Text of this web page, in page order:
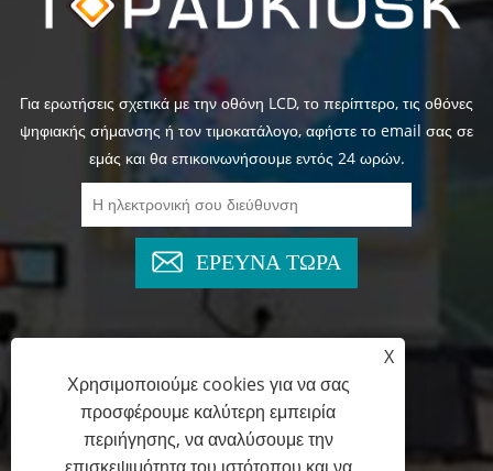
Για ερωτήσεις σχετικά με την οθόνη LCD, το περίπτερο, τις οθόνες
ψηφιακής σήμανσης ή τον τιμοκατάλογο, αφήστε το email σας σε
εμάς και θα επικοινωνήσουμε εντός 24 ωρών.
ΕΡΕΥΝΑ ΤΩΡΑ
marketing@topadkiosk.com
X
Χρησιμοποιούμε cookies για να σας
προσφέρουμε καλύτερη εμπειρία
περιήγησης, να αναλύσουμε την